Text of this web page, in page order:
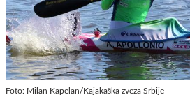
Foto: Milan Kapelan/Kajakaška zveza Srbije